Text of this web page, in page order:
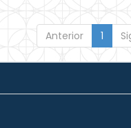
Anterior 1